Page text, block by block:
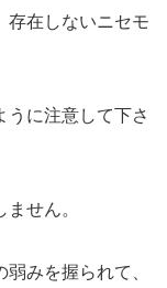
存在しないニセモ
うに注意して下さ
せん。
みを握られて、